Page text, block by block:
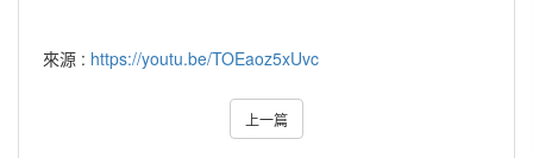
來源 : https://youtu.be/TOEaoz5xUvc
上一篇